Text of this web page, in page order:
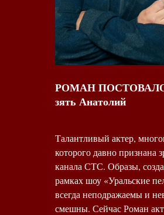
РОМАН
зять Анатолий
Талантливый актер,
которого давно признана
канала СТС. Образы,
рамках шоу «Уральские
всегда неподражаемы и
смешны. Сейчас Роман